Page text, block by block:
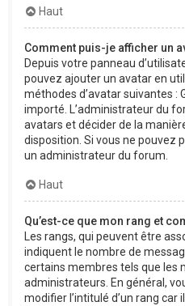
Haut
Comment puis-je afficher un
Depuis votre panneau
pouvez ajouter un avatar en
méthodes d’avatar suivantes :
importé. L’administrateur du
avatars et décider de la
disposition. Si vous ne pouvez
un administrateur du forum.
Haut
Qu’est-ce que mon rang et
Les rangs, qui peuvent être
indiquent le nombre de
certains membres tels que les
administrateurs. En général,
modifier l’intitulé d’un rang car